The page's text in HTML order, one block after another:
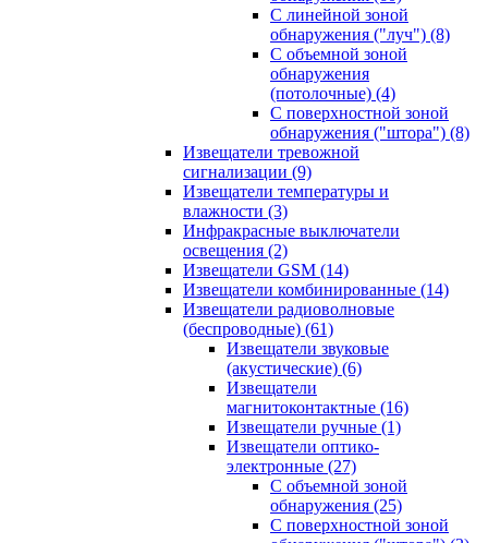
С линейной зоной
обнаружения ("луч") (8)
С объемной зоной
обнаружения
(потолочные) (4)
С поверхностной зоной
обнаружения ("штора") (8)
Извещатели тревожной
сигнализации (9)
Извещатели температуры и
влажности (3)
Инфракрасные выключатели
освещения (2)
Извещатели GSM (14)
Извещатели комбинированные (14)
Извещатели радиоволновые
(беспроводные) (61)
Извещатели звуковые
(акустические) (6)
Извещатели
магнитоконтактные (16)
Извещатели ручные (1)
Извещатели оптико-
электронные (27)
С объемной зоной
обнаружения (25)
С поверхностной зоной